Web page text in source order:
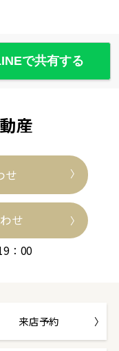
で共有する
産
せ
せ
：00
来店予約